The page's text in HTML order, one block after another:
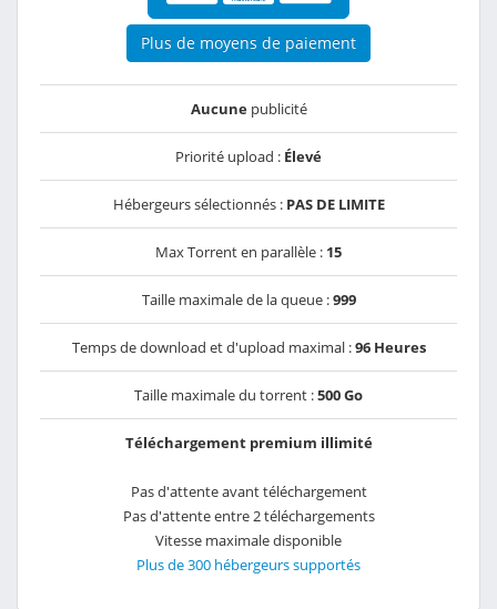
Plus de moyens de paiement
Aucunepublicité
Priorité upload : Élevé
Hébergeurs sélectionnés : PAS DE LIMITE
Max Torrent en parallèle : 15
Taille maximale de la queue :999
Temps de download et d'upload maximal :96 Heures
Taille maximale du torrent :500 Go
Téléchargement premium illimité
Pas d'attente avant téléchargement
Pas d'attente entre 2 téléchargements
Vitesse maximale disponible
Plus de 300 hébergeurs supportés